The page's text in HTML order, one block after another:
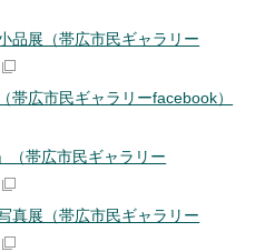
品展（帯広市民ギャラリー
帯広市民ギャラリーfacebook）
（帯広市民ギャラリー
真展（帯広市民ギャラリー